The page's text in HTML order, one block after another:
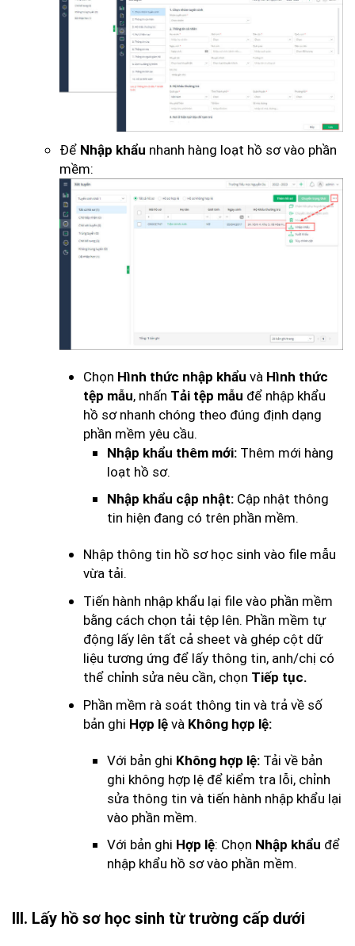
Để Nhập khẩu nhanh hàng loạt hồ sơ vào phần
mềm:
Chọn Hình thức nhập khẩu và Hình thức
tệp mẫu, nhấn Tải tệp mẫu để nhập khẩu
hồ sơ nhanh chóng theo đúng định dạng
phần mềm yêu cầu.
Nhập khẩu thêm mới: Thêm mới hàng
loạt hồ sơ.
Nhập khẩu cập nhật: Cập nhật thông
tin hiện đang có trên phần mềm.
Nhập thông tin hồ sơ học sinh vào file mẫu
vừa tải.
Tiến hành nhập khẩu lại file vào phần mềm
bằng cách chọn tải tệp lên. Phần mềm tự
động lấy lên tất cả sheet và ghép cột dữ
liệu tương ứng để lấy thông tin, anh/chị có
thể chỉnh sửa nêu cần, chọn Tiếp tục.
Phần mềm rà soát thông tin và trả về số
bản ghi Hợp lệ và Không hợp lệ:
Với bản ghi Không hợp lệ: Tải về bản
ghi không hợp lệ để kiểm tra lỗi, chỉnh
sửa thông tin và tiến hành nhập khẩu lại
vào phần mềm.
Với bản ghi Hợp lệ: Chọn Nhập khẩu để
nhập khẩu hồ sơ vào phần mềm.
III. Lấy hồ sơ học sinh từ trường cấp dưới